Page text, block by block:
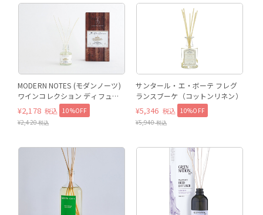
MODERN NOTES (モダンノーツ)
ワインコレクション ディフュー
ザー ミニ CHAMPAGNE（シャン
パン）
¥2,178 税込 10%OFF
¥2,420税込
サンタール・エ・ボーテ フレグ
ランスブーケ（コットンリネン）
¥5,346 税込
10%OFF
¥5,940税込